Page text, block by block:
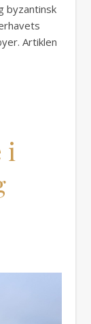
byzantinsk
Artiklen
i